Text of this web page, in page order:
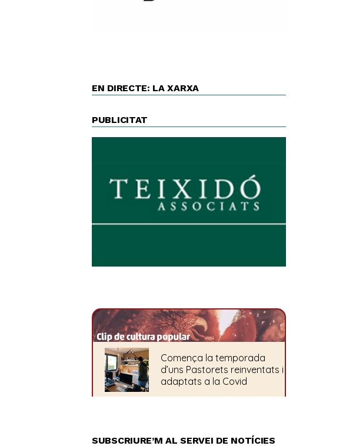
EN DIRECTE: LA XARXA
PUBLICITAT
SUBSCRIURE’M AL SERVEI DE NOTÍCIES